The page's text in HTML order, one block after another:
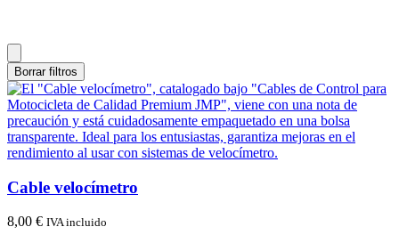
Borrar filtros
Cable velocímetro
8,00 € IVA incluido